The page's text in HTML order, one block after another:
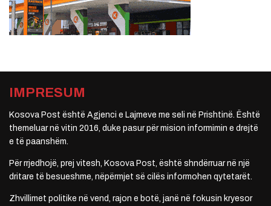
IMPRESUM
Kosova Post është Agjenci e Lajmeve me seli në Prishtinë. Është
themeluar në vitin 2016, duke pasur për mision informimin e drejtë
e të paanshëm.
Për rrjedhojë, prej vitesh, Kosova Post, është shndërruar në një
dritare të besueshme, nëpërmjet së cilës informohen qytetarët.
Zhvillimet politike në vend, rajon e botë, janë në fokusin kryesor